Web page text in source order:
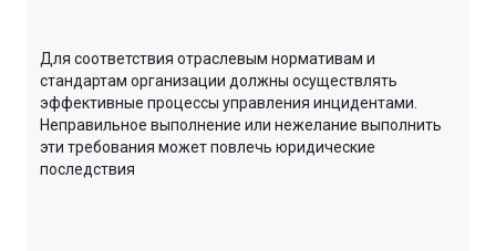
Для соответствия отраслевым нормативам и
стандартам организации должны осуществлять
эффективные процессы управления инцидентами.
Неправильное выполнение или нежелание выполнить
эти требования может повлечь юридические
последствия